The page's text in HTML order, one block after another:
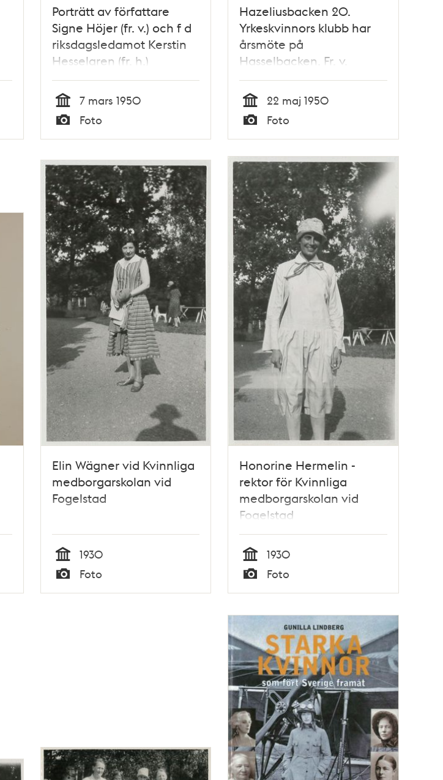
Porträtt av författare
Signe Höjer (fr. v.) och f d
riksdagsledamot Kerstin
Hesselgren (fr. h.)
Tid
7 mars 1950
Typ
Foto
Hazeliusbacken 20.
Yrkeskvinnors klubb har
årsmöte på
Hasselbacken. Fr. v.
Landshövdingskan fil.dr.
Karin Johansson,
Biskopinnan Anna Bohlin,
Chefredaktör Eva
Hökerberg och Kerstin
Hesselgren
Tid
22 maj 1950
Typ
Foto
Elin Wägner vid Kvinnliga
medborgarskolan vid
Fogelstad
Tid
1930
Typ
Foto
Honorine Hermelin -
rektor för Kvinnliga
medborgarskolan vid
Fogelstad
Tid
1930
Typ
Foto